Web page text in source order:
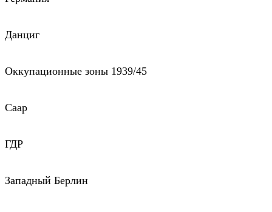
Данциг
Оккупационные зоны 1939/45
Саар
ГДР
Западный Берлин